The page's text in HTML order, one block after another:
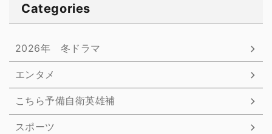
Categories
2026年 冬ドラマ
エンタメ
こちら予備自衛英雄補
スポーツ